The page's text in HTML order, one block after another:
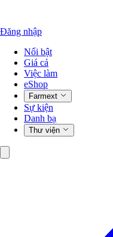
Đăng nhập
Nổi bật
Giá cả
Việc làm
eShop
Farmext
Sự kiện
Danh bạ
Thư viện